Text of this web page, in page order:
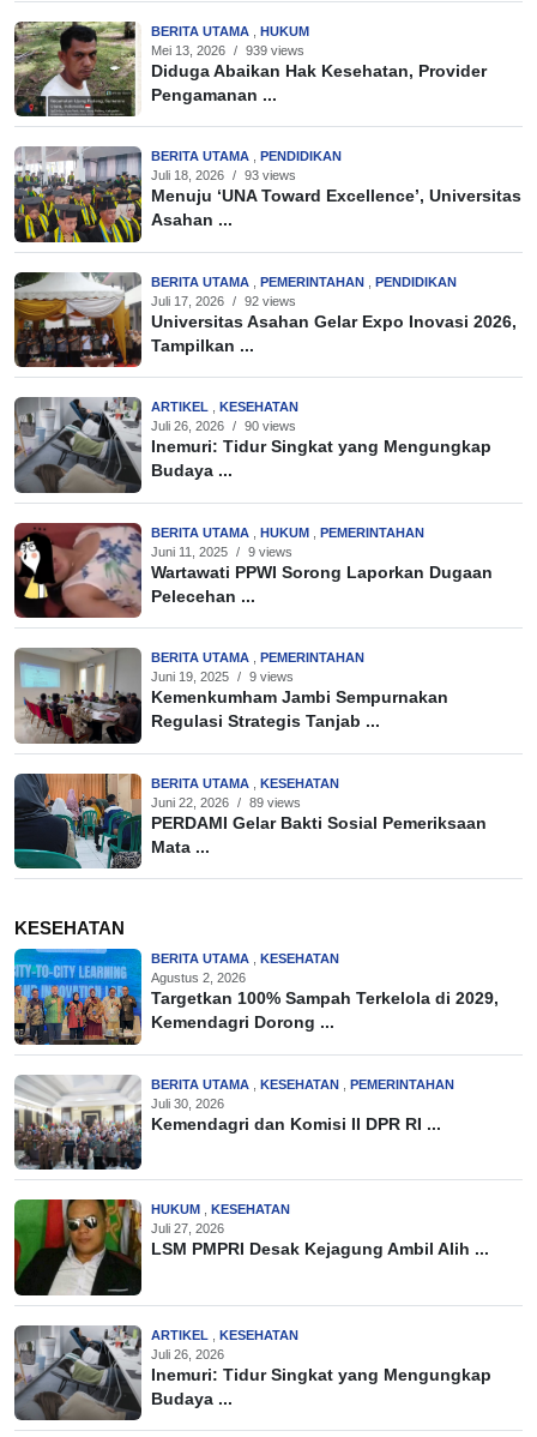
BERITA UTAMA
HUKUM
Mei 13, 2026 / 939 views
Diduga Abaikan Hak Kesehatan, Provider
Pengamanan ...
BERITA UTAMA
PENDIDIKAN
Juli 18, 2026 / 93 views
Menuju ‘UNA Toward Excellence’, Universitas
Asahan ...
BERITA UTAMA PEMERINTAHAN
PENDIDIKAN
Juli 17, 2026 / 92 views
Universitas Asahan Gelar Expo Inovasi 2026,
Tampilkan ...
ARTIKEL
KESEHATAN
Juli 26, 2026 / 90 views
Inemuri: Tidur Singkat yang Mengungkap
Budaya ...
BERITA UTAMA HUKUM
PEMERINTAHAN
Juni 11, 2025 / 9 views
Wartawati PPWI Sorong Laporkan Dugaan
Pelecehan ...
BERITA UTAMA
PEMERINTAHAN
Juni 19, 2025 / 9 views
Kemenkumham Jambi Sempurnakan
Regulasi Strategis Tanjab ...
BERITA UTAMA
KESEHATAN
Juni 22, 2026 / 89 views
PERDAMI Gelar Bakti Sosial Pemeriksaan
Mata ...
KESEHATAN
BERITA UTAMA
KESEHATAN
Agustus 2, 2026
Targetkan 100% Sampah Terkelola di 2029,
Kemendagri Dorong ...
BERITA UTAMA KESEHATAN
PEMERINTAHAN
Juli 30, 2026
Kemendagri dan Komisi II DPR RI ...
HUKUM
KESEHATAN
Juli 27, 2026
LSM PMPRI Desak Kejagung Ambil Alih ...
ARTIKEL
KESEHATAN
Juli 26, 2026
Inemuri: Tidur Singkat yang Mengungkap
Budaya ...